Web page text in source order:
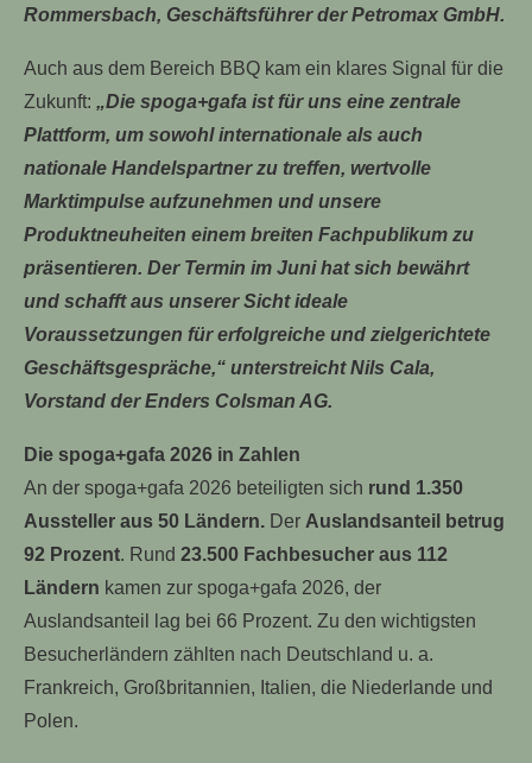
Rommersbach, Geschäftsführer der Petromax GmbH.
Auch aus dem Bereich BBQ kam ein klares Signal für die
Zukunft: „Die spoga+gafa ist für uns eine zentrale
Plattform, um sowohl internationale als auch
nationale Handelspartner zu treffen, wertvolle
Marktimpulse aufzunehmen und unsere
Produktneuheiten einem breiten Fachpublikum zu
präsentieren. Der Termin im Juni hat sich bewährt
und schafft aus unserer Sicht ideale
Voraussetzungen für erfolgreiche und zielgerichtete
Geschäftsgespräche,“ unterstreicht Nils Cala,
Vorstand der Enders Colsman AG.
Die spoga+gafa 2026 in Zahlen
An der spoga+gafa 2026 beteiligten sich rund 1.350
Aussteller aus 50 Ländern. Der Auslandsanteil betrug
92 Prozent. Rund 23.500 Fachbesucher aus 112
Ländern kamen zur spoga+gafa 2026, der
Auslandsanteil lag bei 66 Prozent. Zu den wichtigsten
Besucherländern zählten nach Deutschland u. a.
Frankreich, Großbritannien, Italien, die Niederlande und
Polen.